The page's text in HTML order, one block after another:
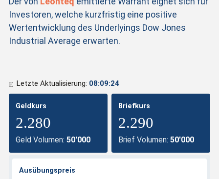
Investoren, welche kurzfristig eine positive
Wertentwicklung des Underlyings Dow Jones
Industrial Average erwarten.
Letzte Aktualisierung: 08:09:24
Geldkurs
2.280
Geld Volumen: 50'000
Briefkurs
2.290
Brief Volumen: 50'000
Ausübungspreis